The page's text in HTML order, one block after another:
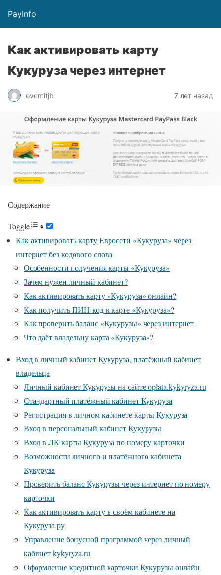
PayInfo
Как активировать карту
Кукуруза через интернет
ovdmitjb 7 лет назад
Содержание
Toggle
Как активировать карту Евросети «Кукуруза» через
интернет без кодового слова
Особенности получения карты «Кукуруза»
Зачем нужен личный кабинет?
Как активировать карту «Кукуруза» онлайн?
Как получить ПИН-код к карте «Кукуруза»?
Как проверить баланс «Кукурузы» через интернет
Что даёт владельцу карта «Кукуруза»?
Вход в личный кабинет Кукуруза, платёжный кабинет
владельца
Личный кабинет Кукурузы на сайте oplata.kykyryza.ru
Стандартный платёжный кабинет Кукуруза
Регистрация в личном кабинете карты Кукуруза
Вход в персональный кабинет Кукурузы
Вход в ЛК карты Кукуруза по номеру карточки
Возможности личного и платёжного кабинета
Кукуруза
Проверить баланс Кукурузы через интернет по номеру
карточки
Как активировать карту в своём кабинете на
Кукуруза.ру
Управление бонусной программой через личный
кабинет kykyryza.ru
Оформление кредитной карточки Кукурузы онлайн